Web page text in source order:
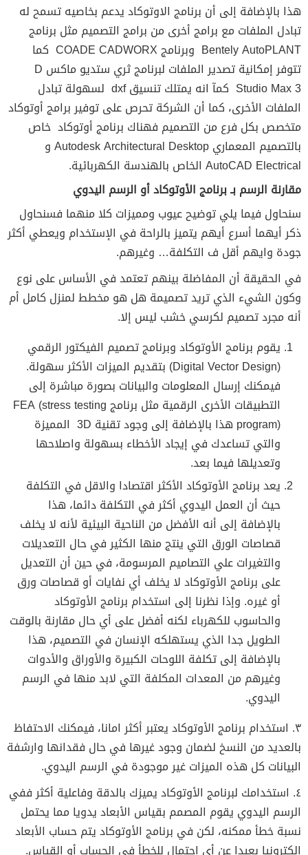
هذا بالإضافة إلى أن برنامج الاوتوكاد يدعم بخاصيه تسمح له
تبادل الملفات مع برامج أخرى من برامج التصميم مثل برنامج
Bentely AutoPLANT وبرنامج COADE CADWORX كما
تتوفر إمكانية تصدير الملفات لبرنامج ثري ستديو ماكس D
Studio Max 3 كمآ انه يمتلك تنسيق dxf لسهولة تبادل
الملفات الأخرى، كما أن الشركة تحرص على توفير برامج أوتوكاد
متخصص بكل فرع من التصميم فهناك برنامج أوتوكاد خاص
بالتصميم المعماري Autodesk Architectural Desktop و
AutoCAD Electrical الخاص بالهندسة الكهربائية.
مقارنة الرسم بـ برنامجالأوتوكادأو الرسم اليدوي
سنحاول فيما يلي توضيح عيوب ومميزات كلا منهما فسنحاول
ذكر أيهما أسرع أيهم يتميز بالراحة في الإستخدام ويعطي أكثر
جودة وايهم أقل ف التكلفة… وغيرهم.
في الحقيقة أن المفاضلة بينهم تعتمد في الأساس على نوع
وكون الشيء الذي تريد تصميمة هل هو مخطط لمنزل كامل أم
أنه مجرد تصميم لكرسي خشب ليس إلا.
يقوم برنامج الأوتوكاد وبرنامج تصميم الفيكتور الرقمي
(Digital Vector Design) بتقديم الميزات الأكثر سهولة.
فيمكنك إرسال المعلومات والبيانات بصورة مباشرة إلى
التطبيقات الأخرى الرقمية مثل برنامج FEA (stress testing
program) هذا بالإضافة إلى وجود تقنية 3D المميزة
والتي تساعدك في إيجاد الأخطاء بسهولة واصلاحها
وتعديلها فيما بعد.
يعد برنامج الأوتوكاد الأكثر اقتصادا والاقل في التكلفة
حيث أن العمل اليدوي أكثر في التكلفة دائما، هذا
بالإضافة إلى أنه الأفضل من الناحية البيئية لأنه لا يخلف
قصاصات الورق التي ينتج منها الكثير في حال التعديلات
والتغيرات علي التصاميم المرسومة، في حين أن التعديل
على برنامج الأوتوكاد لا يخلف أي نفايات أو قصاصات ورق
أو غيره. وإذا نظرنا إلى استخدام برنامج الأوتوكاد
والحاسوب للكهرباء لكنه أفضل على أي حال مقارنة بالوقت
الطويل جدا الذي يستهلكه الإنسان في التصميم، هذا
بالإضافة إلى تكلفة اللوحات الكبيرة والأوراق والأدوات
وغيرهم من المعدات المكلفة التي لابد منها في الرسم
اليدوي.
٣. استخدام برنامج الأوتوكاد يعتبر أكثر امانا، فيمكنك الاحتفاظ
بالعديد من النسخ لضمان وجود غيرها في حال فقدانها وارشفة
البيانات كل هذه الميزات غير موجودة في الرسم اليدوي.
٤. استخدامك لبرنامج الأوتوكاد يميزك بالدقة وفاعلية أكثر ففي
الرسم اليدوي يقوم المصمم بقياس الأبعاد يدويا مما يحتمل
نسبة خطأ ممكنه، لكن في برنامج الأوتوكاد يتم حساب الأبعاد